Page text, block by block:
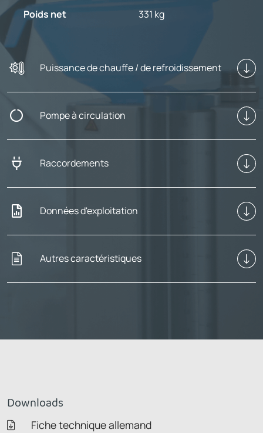
Poids net
331 kg
Puissance de chauffe / de refroidissement
Pompe à circulation
Raccordements
Données d'exploitation
Autres caractéristiques
Downloads
Fiche technique allemand